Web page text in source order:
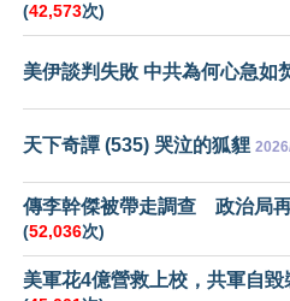
(42,573次)
美伊談判失敗 中共為何心急如
天下奇譚 (535) 哭泣的狐貍
傳李幹傑被帶走調查 政治局
(52,036次)
美軍花4億營救上校，共軍自